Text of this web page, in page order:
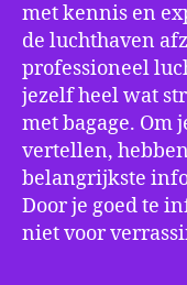
met kennis en
de luchthaven
professioneel
jezelf heel wat
met bagage. Om
vertellen,
belangrijkste
Door je goed te
niet voor